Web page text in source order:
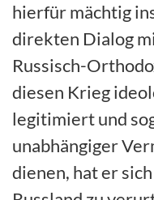
hierfür mächtig
direkten Dialog
Russisch-
diesen Krieg
legitimiert und
unabhängiger
dienen, hat er